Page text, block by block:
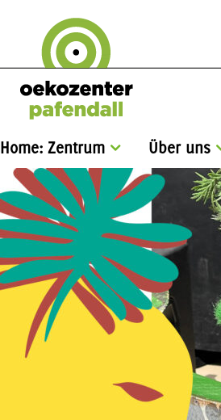
Home: Zentrum Über uns